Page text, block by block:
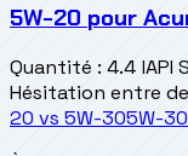
5W-20 pour
Quantité : 4.4 lAPI
Hésitation entre
20 vs 5W-305W-30